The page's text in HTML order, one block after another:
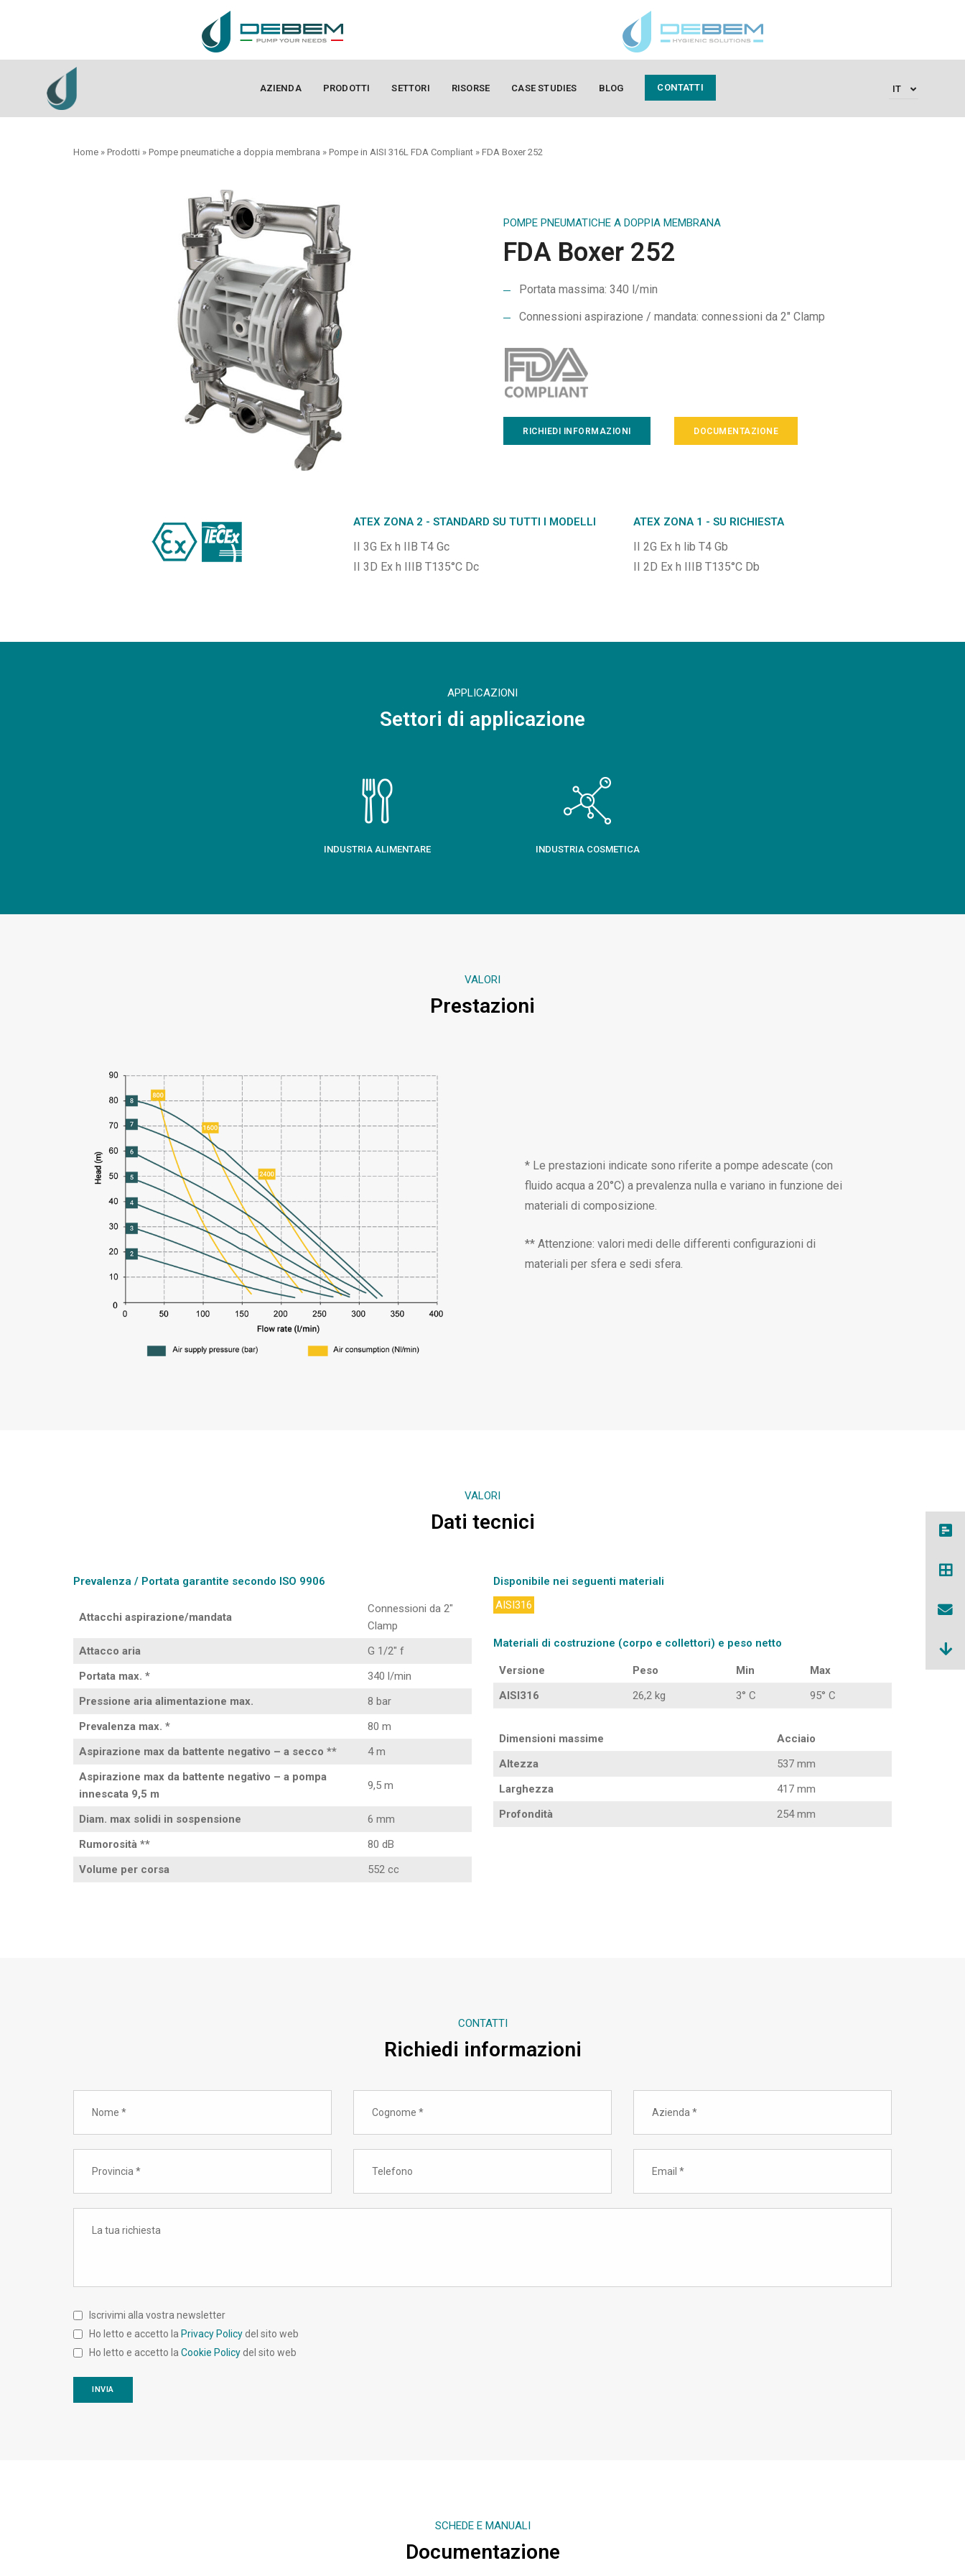
AZIENDA PRODOTTI SETTORI RISORSE CASE STUDIES BLOG CONTATTI IT
Home » Prodotti » Pompe pneumatiche a doppia membrana » Pompe in AISI 316L FDA Compliant » FDA Boxer 252
POMPE PNEUMATICHE A DOPPIA MEMBRANA
FDA Boxer 252
Portata massima: 340 l/min
Connessioni aspirazione / mandata: connessioni da 2″ Clamp
RICHIEDI INFORMAZIONI DOCUMENTAZIONE
ATEX ZONA 2 - STANDARD SU TUTTI I MODELLI
II 3G Ex h IIB T4 Gc
II 3D Ex h IIIB T135°C Dc
ATEX ZONA 1 - SU RICHIESTA
II 2G Ex h lib T4 Gb
II 2D Ex h IIIB T135°C Db
APPLICAZIONI
Settori di applicazione
INDUSTRIA ALIMENTARE INDUSTRIA COSMETICA
VALORI
Prestazioni
* Le prestazioni indicate sono riferite a pompe adescate (con
fluido acqua a 20°C) a prevalenza nulla e variano in funzione dei
materiali di composizione.
** Attenzione: valori medi delle differenti configurazioni di
materiali per sfera e sedi sfera.
VALORI
Dati tecnici
Prevalenza / Portata garantite secondo ISO 9906
Attacchi aspirazione/mandata
Connessioni da 2″
Clamp
Attacco aria
G 1/2″ f
Portata max. *
340 l/min
Pressione aria alimentazione max.
8 bar
Prevalenza max. *
80 m
Aspirazione max da battente negativo – a secco **
4 m
Aspirazione max da battente negativo – a pompa
innescata 9,5 m
9,5 m
Diam. max solidi in sospensione
6 mm
Rumorosità **
80 dB
Volume per corsa
552 cc
Disponibile nei seguenti materiali
AISI316
Materiali di costruzione (corpo e collettori) e peso netto
Versione Peso Min
Max
AISI316
26,2 kg 3° C 95° C
Dimensioni massime
Acciaio
Altezza
537 mm
Larghezza
417 mm
Profondità
254 mm
CONTATTI
Richiedi informazioni
Iscrivimi alla vostra newsletter
Ho letto e accetto la Privacy Policy del sito web
Ho letto e accetto la Cookie Policy del sito web
SCHEDE E MANUALI
Documentazione